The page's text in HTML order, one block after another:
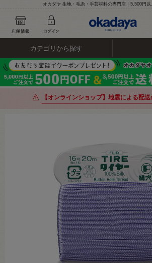
オカダヤ 生地・毛糸・手芸材料の専門店｜5,500円以
カテゴリから探す
【オンラインショップ】地震による配